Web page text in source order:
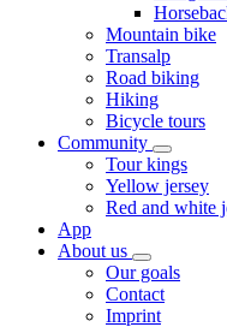
Mountain bike
Transalp
Road biking
Hiking
Bicycle tours
Community
Tour kings
Yellow jersey
Red and white
App
About us
Our goals
Contact
Imprint